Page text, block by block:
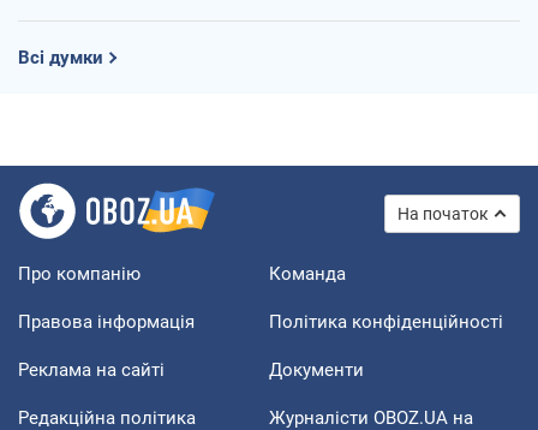
Всі думки
На початок
Про компанію Команда
Правова інформація Політика конфіденційності
Реклама на сайті Документи
Редакційна політика
Журналісти OBOZ.UA на